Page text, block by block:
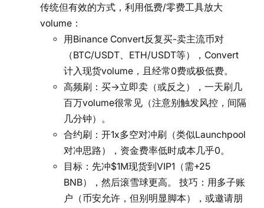
传统但有效的方式，利用低费/零费工具放大
volume：
用Binance Convert反复买-卖主流币对
（BTC/USDT、ETH/USDT等），Convert
计入现货volume，且经常0费或极低费。
高频刷：买→立即卖（或反之），一天刷几
百万volume很常见（注意别触发风控，间隔
几分钟）。
合约刷：开1x多空对冲刷（类似Launchpool
对冲思路），资金费率低时成本几乎0。
目标：先冲$1M现货到VIP1（需+25
BNB），然后滚雪球更高。 技巧：用多子账
户（币安允许，但别明显脚本），或邀请朋